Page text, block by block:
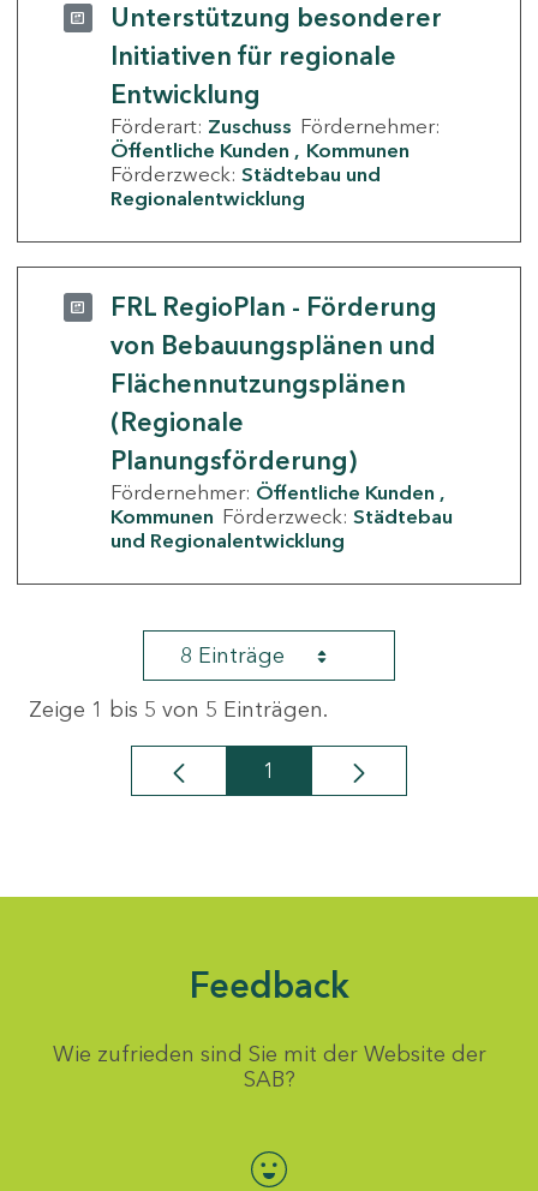
Unterstützung besonderer
Initiativen für regionale
Entwicklung
Förderart: Zuschuss Fördernehmer:
Öffentliche Kunden
Kommunen
Förderzweck: Städtebau und
Regionalentwicklung
FRL RegioPlan - Förderung
von Bebauungsplänen und
Flächennutzungsplänen
(Regionale
Planungsförderung)
Fördernehmer: Öffentliche Kunden
Kommunen Förderzweck: Städtebau
und Regionalentwicklung
8 Einträge
Zeige 1 bis 5 von 5 Einträgen.
Seite
1
Feedback
Wie zufrieden sind Sie mit der Website der
SAB?
Bewertung auswählen